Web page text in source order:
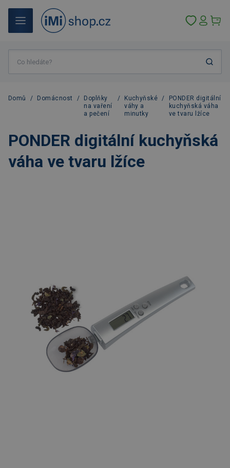
Domů / Domácnost /
Doplňky
na vaření
a pečení
/
Kuchyňské
váhy a
minutky
/
PONDER digitální
kuchyňská váha
ve tvaru lžíce
PONDER digitální kuchyňská
váha ve tvaru lžíce